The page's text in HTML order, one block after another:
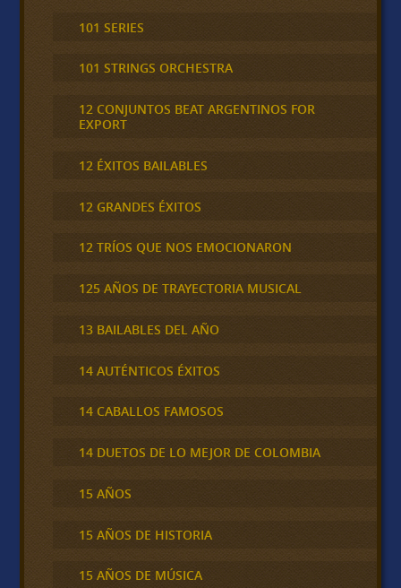
101 SERIES
101 STRINGS ORCHESTRA
12 CONJUNTOS BEAT ARGENTINOS FOR
EXPORT
12 ÉXITOS BAILABLES
12 GRANDES ÉXITOS
12 TRÍOS QUE NOS EMOCIONARON
125 AÑOS DE TRAYECTORIA MUSICAL
13 BAILABLES DEL AÑO
14 AUTÉNTICOS ÉXITOS
14 CABALLOS FAMOSOS
14 DUETOS DE LO MEJOR DE COLOMBIA
15 AÑOS
15 AÑOS DE HISTORIA
15 AÑOS DE MÚSICA